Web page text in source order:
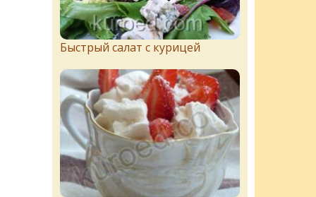
Быстрый салат с курицей